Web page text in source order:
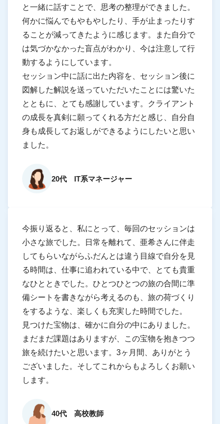
と一緒に話すことで、思考の整理ができました。
何かに悩んでもやもやしたり、手が止まったりす
ることが減ってきたように感じます。また自分で
は気づかなかった盲点がわかり、今は注意して行
動するようにしています。
セッション中に話に出た内容を、セッション後に
図解した解説を送っていただいたことには驚いた
とともに、とても感謝しています。クライアント
の成長を真剣に願ってくれる方だと感じ、自分自
身も成長してお返しができるようにしたいと思い
ました。
20代 IT系マネージャー
今振り返ると、私にとって、毎回のセッションは
小さな旅でした。日常を離れて、亜希さんに伴走
してもらいながらふだんとは違う目線で自分を見
る時間は、仕事に追われている中で、とても貴重
なひとときでした。ひとつひとつの旅の合間に準
備シートを書きながら考えるのも、旅の荷づくり
をするような、楽しくも充実した時間でした。
見つけた宝物は、確かに自分の中にありました。
まだまだ課題はありますが、この宝物を抱きつつ
旅を続けたいと思います。3ヶ月間、ありがとう
ございました。そしてこれからもよろしくお願い
します。
40代 高校教師